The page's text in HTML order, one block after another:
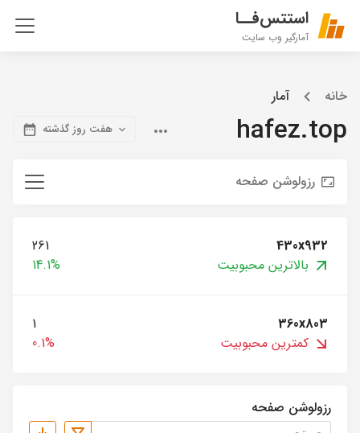
استتس‌فــا
آمارگیر وب سایت
خانه آمار
hafez.top هفت روز گذشته
رزولوشن صفحه
430x932
261
بالاترین محبوبیت
14.1%
360x803
1
کمترین محبوبیت
0.1%
رزولوشن صفحه